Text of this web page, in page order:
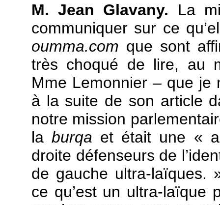
M. Jean Glavany. La
communiquer sur ce
oumma.com que sont
très choqué de lire, au
Mme Lemonnier – que je
à la suite de son article
notre mission
la burqa et était une «
droite défenseurs de
de gauche ultra-laïques.
ce qu’est un ultra-laïque